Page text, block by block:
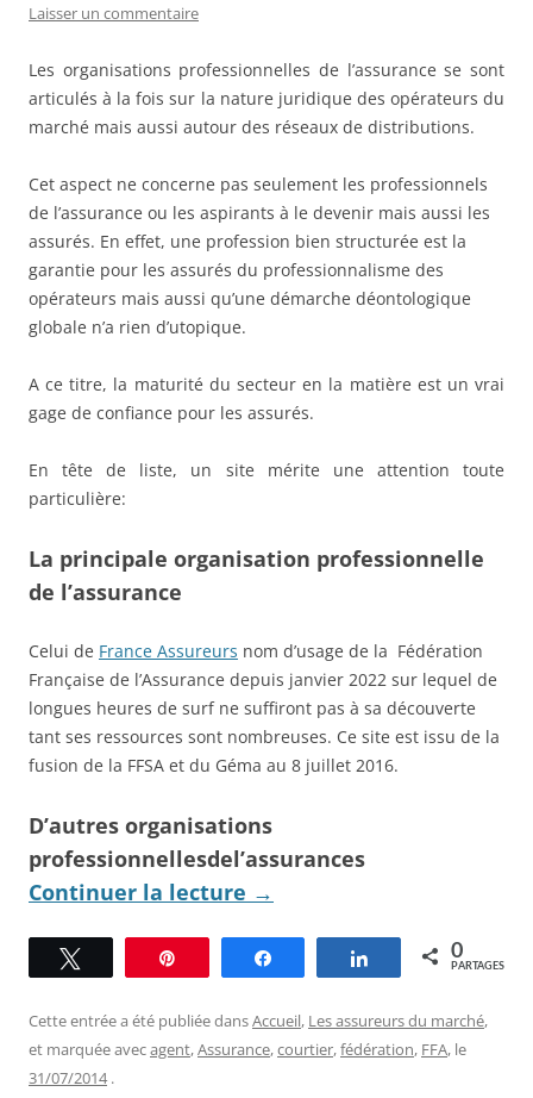
Laisser un commentaire
Les organisations professionnelles de l’assurance se sont
articulés à la fois sur la nature juridique des opérateurs du
marché mais aussi autour des réseaux de distributions.
Cet aspect ne concerne pas seulement les professionnels
de l’assurance ou les aspirants à le devenir mais aussi les
assurés. En effet, une profession bien structurée est la
garantie pour les assurés du professionnalisme des
opérateurs mais aussi qu’une démarche déontologique
globale n’a rien d’utopique.
A ce titre, la maturité du secteur en la matière est un vrai
gage de confiance pour les assurés.
En tête de liste, un site mérite une attention toute
particulière:
La principale organisation professionnelle
de l’assurance
Celui de France Assureurs nom d’usage de la Fédération
Française de l’Assurance depuis janvier 2022 sur lequel de
longues heures de surf ne suffiront pas à sa découverte
tant ses ressources sont nombreuses. Ce site est issu de la
fusion de la FFSA et du Géma au 8 juillet 2016.
D’autres organisations
professionnellesdel’assurances
Continuer la lecture →
Partagez 0
PARTAGES
Cette entrée a été publiée dansAccueil, Les assureurs du marché,
et marquée avecagent,Assurance,courtier,fédération, FFA, le
31/07/2014 .